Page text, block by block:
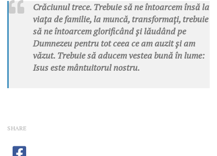
Crăciunul trece. Trebuie să ne întoarcem însă la
viața de familie, la muncă, transformați, trebuie
să ne întoarcem glorificând și lăudând pe
Dumnezeu pentru tot ceea ce am auzit și am
văzut. Trebuie să aducem vestea bună în lume:
Isus este mântuitorul nostru.
SHARE